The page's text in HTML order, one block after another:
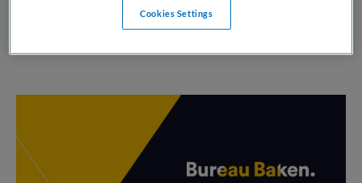
Cookies Settings